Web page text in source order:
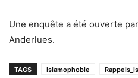
Une enquête a été ouverte
Anderlues.
TAGS Islamophobie